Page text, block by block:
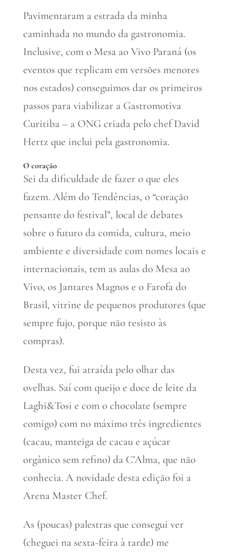
Pavimentaram a estrada da minha
caminhada no mundo da gastronomia.
Inclusive, com o Mesa ao Vivo Paraná (os
eventos que replicam em versões menores
nos estados) conseguimos dar os primeiros
passos para viabilizar a Gastromotiva
Curitiba – a ONG criada pelo chef David
Hertz que inclui pela gastronomia.
O coração
Sei da dificuldade de fazer o que eles
fazem. Além do Tendências, o “coração
pensante do festival”, local de debates
sobre o futuro da comida, cultura, meio
ambiente e diversidade com nomes locais e
internacionais, tem as aulas do Mesa ao
Vivo, os Jantares Magnos e o Farofa do
Brasil, vitrine de pequenos produtores (que
sempre fujo, porque não resisto às
compras).
Desta vez, fui atraída pelo olhar das
ovelhas. Saí com queijo e doce de leite da
Laghi&Tosi e com o chocolate (sempre
comigo) com no máximo três ingredientes
(cacau, manteiga de cacau e açúcar
orgânico sem refino) da C’Alma, que não
conhecia. A novidade desta edição foi a
Arena Master Chef.
As (poucas) palestras que consegui ver
(cheguei na sexta-feira à tarde) me